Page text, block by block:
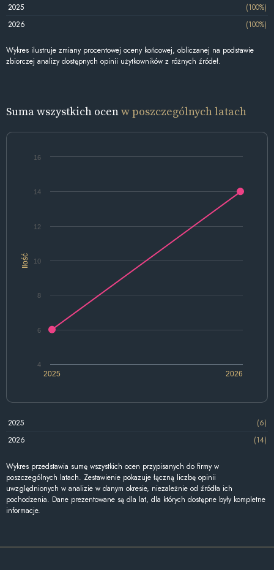
2025
(100%)
2026
(100%)
Wykres ilustruje zmiany procentowej oceny końcowej, obliczanej na podstawie
zbiorczej analizy dostępnych opinii użytkowników z różnych źródeł.
Suma wszystkich ocenw poszczególnych latach
Ilość
2025 2026
4
6
8
10
12
14
16
2025
(6)
2026
(14)
Wykres przedstawia sumę wszystkich ocen przypisanych do firmy w
poszczególnych latach. Zestawienie pokazuje łączną liczbę opinii
uwzględnionych w analizie w danym okresie, niezależnie od źródła ich
pochodzenia. Dane prezentowane są dla lat, dla których dostępne były kompletne
informacje.